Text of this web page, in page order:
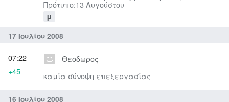
Πρότυπο:13 Αυγούστου
μ
17 Ιουλίου 2008
Θεοδωρος
καμία σύνοψη επεξεργασίας
07:22
+45
16 Ιουλίου 2008